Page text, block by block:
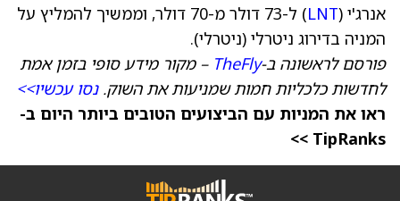
אנרג'י (LNT
) ל-73 דולר מ-70 דולר, וממשיך להמליץ על
המניה בדירוג ניטרלי (ניטרלי).
פורסם לראשונה ב-TheFly – מקור מידע סופי בזמן אמת
לחדשות כלכליות חמות שמניעות את השוק.נסו עכשיו>>
ראו את המניות עם הביצועים הטובים ביותר היום ב-
TipRanks >>